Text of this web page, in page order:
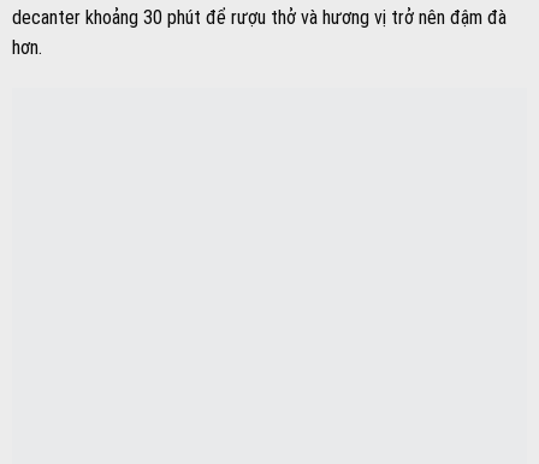
decanter khoảng 30 phút để rượu thở và hương vị trở nên đậm đà
hơn.